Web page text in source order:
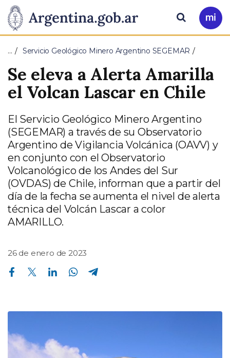
Presidencia
de
la
Nación
Pasar al contenido principal
Ir
a
Buscar
… Servicio Geológico Minero Argentino SEGEMAR
Se eleva a Alerta Amarilla
el Volcan Lascar en Chile
El Servicio Geológico Minero Argentino
(SEGEMAR) a través de su Observatorio
Argentino de Vigilancia Volcánica (OAVV) y
en conjunto con el Observatorio
Volcanológico de los Andes del Sur
(OVDAS) de Chile, informan que a partir del
día de la fecha se aumenta el nivel de alerta
técnica del Volcán Lascar a color
AMARILLO.
26 de enero de 2023
Compartir en Facebook Compartir en Twitter Compartir en Linkedin Compartir en Whatsapp